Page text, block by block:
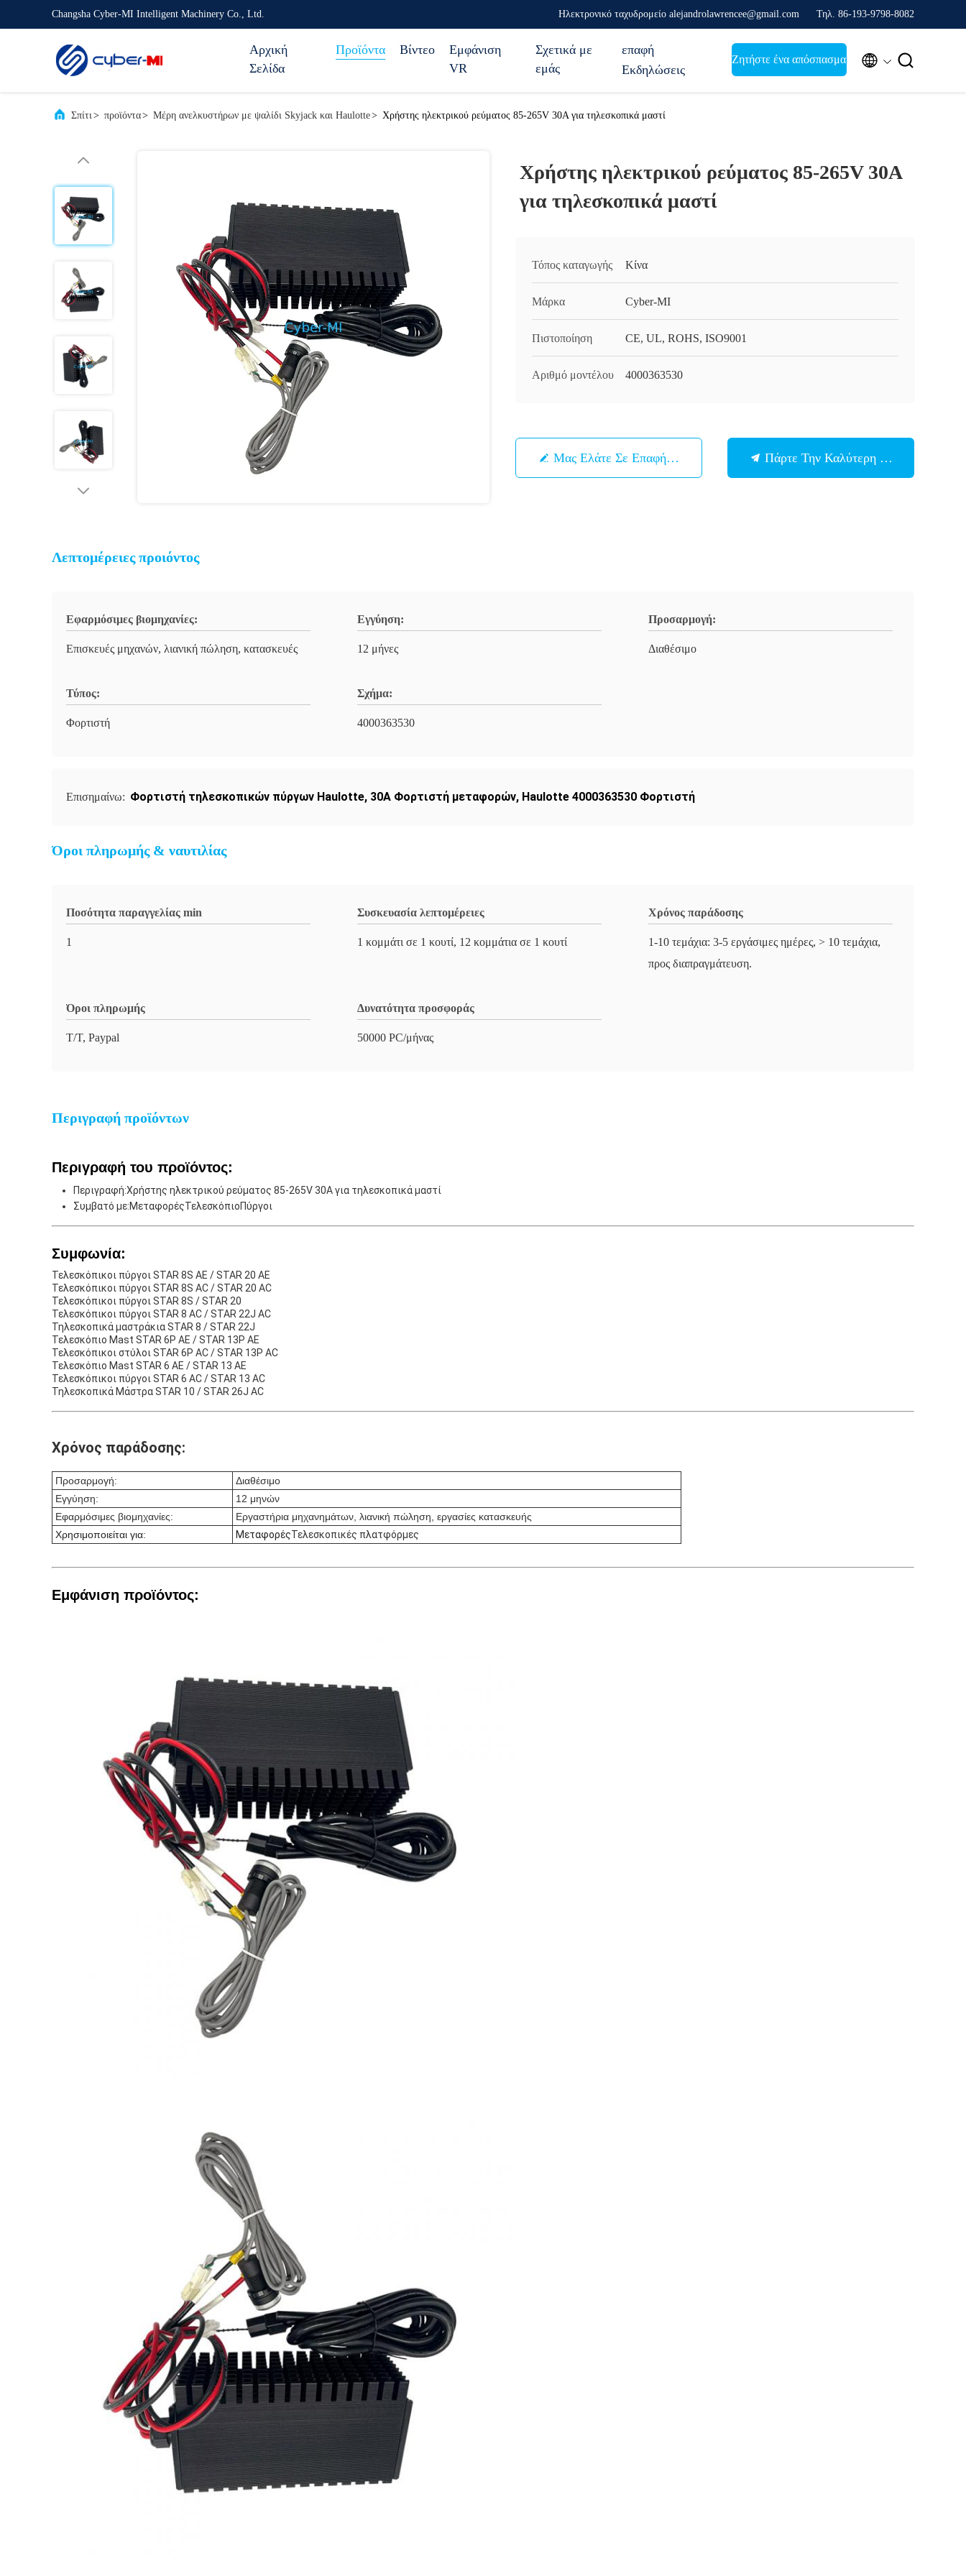
Changsha Cyber-MI Intelligent Machinery Co., Ltd. Ηλεκτρονικό ταχυδρομείο alejandrolawrencee@gmail.com Τηλ. 86-193-9798-8082
Αρχική
Σελίδα
Προϊόντα Βίντεο
Εμφάνιση
VR
Σχετικά με
εμάς
επαφή
Εκδηλώσεις
Ζητήστε ένα απόσπασμα  
Σπίτι> προϊόντα> Μέρη ανελκυστήρων με ψαλίδι Skyjack και Haulotte> Χρήστης ηλεκτρικού ρεύματος 85-265V 30A για τηλεσκοπικά μαστί
Χρήστης ηλεκτρικού ρεύματος 85-265V 30A
για τηλεσκοπικά μαστί
Τόπος καταγωγής Κίνα
Μάρκα Cyber-MI
Πιστοποίηση CE, UL, ROHS, ISO9001
Αριθμό μοντέλου 4000363530
Μας Ελάτε Σε Επαφή Με Πάρτε Την Καλύτερη Τιμή
Λεπτομέρειες προιόντος
Εφαρμόσιμες βιομηχανίες:
Επισκευές μηχανών, λιανική πώληση, κατασκευές
Εγγύηση:
12 μήνες
Προσαρμογή:
Διαθέσιμο
Τύπος:
Φορτιστή
Σχήμα:
4000363530
Επισημαίνω: Φορτιστή τηλεσκοπικών πύργων Haulotte, 30Α Φορτιστή μεταφορών, Haulotte 4000363530 Φορτιστή
Όροι πληρωμής & ναυτιλίας
Ποσότητα παραγγελίας min
1
Συσκευασία λεπτομέρειες
1 κομμάτι σε 1 κουτί, 12 κομμάτια σε 1 κουτί
Χρόνος παράδοσης
1-10 τεμάχια: 3-5 εργάσιμες ημέρες, > 10 τεμάχια,
προς διαπραγμάτευση.
Όροι πληρωμής
Τ/Τ, Paypal
Δυνατότητα προσφοράς
50000 PC/μήνας
Περιγραφή προϊόντων
Περιγραφή του προϊόντος:
Περιγραφή:Χρήστης ηλεκτρικού ρεύματος 85-265V 30A για τηλεσκοπικά μαστί
Συμβατό με:ΜεταφορέςΤελεσκόπιοΠύργοι
Συμφωνία:
Τελεσκόπικοι πύργοι STAR 8S AE / STAR 20 AE
Τελεσκόπικοι πύργοι STAR 8S AC / STAR 20 AC
Τελεσκόπικοι πύργοι STAR 8S / STAR 20
Τελεσκόπικοι πύργοι STAR 8 AC / STAR 22J AC
Τηλεσκοπικά μαστράκια STAR 8 / STAR 22J
Τελεσκόπιο Mast STAR 6P AE / STAR 13P AE
Τελεσκόπικοι στύλοι STAR 6P AC / STAR 13P AC
Τελεσκόπιο Mast STAR 6 AE / STAR 13 AE
Τελεσκόπικοι πύργοι STAR 6 AC / STAR 13 AC
Τηλεσκοπικά Μάστρα STAR 10 / STAR 26J AC
Χρόνος παράδοσης:
Προσαρμογή:
Διαθέσιμο
Εγγύηση:
12 μηνών
Εφαρμόσιμες βιομηχανίες:
Εργαστήρια μηχανημάτων, λιανική πώληση, εργασίες κατασκευής
Χρησιμοποιείται για: ΜεταφορέςΤελεσκοπικές πλατφόρμες
Εμφάνιση προϊόντος: